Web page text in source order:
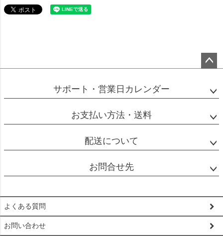
ップ
サポート・営業日カレンダー
お支払い方法・送料
配送について
お問合せ先
よくある質問
お問い合わせ